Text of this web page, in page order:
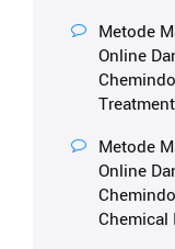
Metode
Online
Chemindo
Metode
Online
Chemindo
Chemical